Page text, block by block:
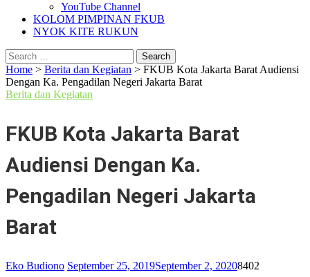
YouTube Channel
KOLOM PIMPINAN FKUB
NYOK KITE RUKUN
Search
for:
Home > Berita dan Kegiatan > FKUB Kota Jakarta Barat Audiensi
Dengan Ka. Pengadilan Negeri Jakarta Barat
Berita dan Kegiatan
FKUB Kota Jakarta Barat
Audiensi Dengan Ka.
Pengadilan Negeri Jakarta
Barat
Eko Budiono September 25, 2019September 2, 20208402